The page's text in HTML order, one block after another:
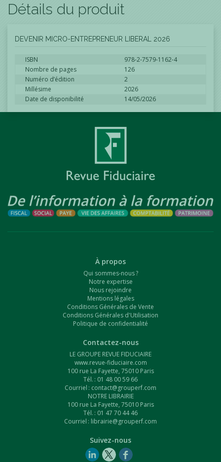
Détails du produit
DEVENIR MICRO-ENTREPRENEUR LIBERAL 2026
ISBN
978-2-7579-1162-4
Nombre de pages
126
Numéro d’édition
2
Millésime
2026
Date de disponibilité
14/05/2026
À propos
Qui sommes-nous ?
Notre expertise
Nous rejoindre
Mentions légales
Conditions Générales de Vente
Conditions Générales d'Utilisation
Politique de confidentialité
Contactez-nous
LE GROUPE REVUE FIDUCIAIRE
www.revue-fiduciaire.com
100 rue La Fayette, 75010 Paris
Tél. : 01 48 00 59 66
Courriel : contact@grouperf.com
NOTRE LIBRAIRIE
100 rue La Fayette, 75010 Paris
Tél. : 01 47 70 44 46
Courriel : librairie@grouperf.com
Suivez-nous